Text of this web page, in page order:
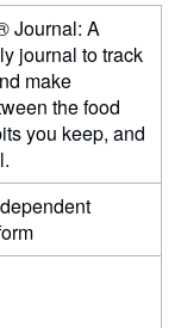
Journal: A
journal to track
make
the food
you keep, and